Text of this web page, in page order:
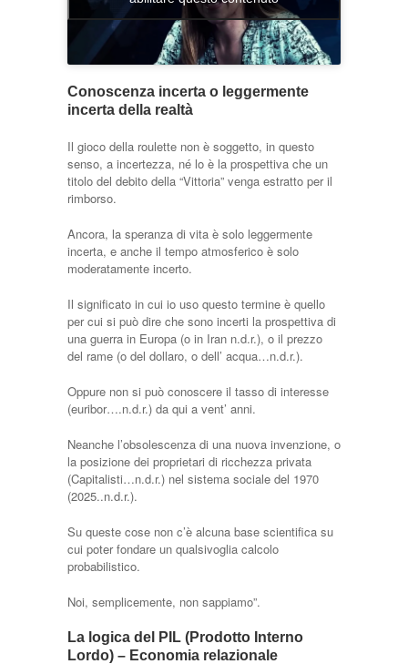
Conoscenza incerta o leggermente
incerta della realtà
Il gioco della roulette non è soggetto, in questo
senso, a incertezza, né lo è la prospettiva che un
titolo del debito della “Vittoria” venga estratto per il
rimborso.
Ancora, la speranza di vita è solo leggermente
incerta, e anche il tempo atmosferico è solo
moderatamente incerto.
Il significato in cui io uso questo termine è quello
per cui si può dire che sono incerti la prospettiva di
una guerra in Europa (o in Iran n.d.r.), o il prezzo
del rame (o del dollaro, o dell’ acqua…n.d.r.).
Oppure non si può conoscere il tasso di interesse
(euribor….n.d.r.) da qui a vent’ anni.
Neanche l’obsolescenza di una nuova invenzione, o
la posizione dei proprietari di ricchezza privata
(Capitalisti…n.d.r.) nel sistema sociale del 1970
(2025..n.d.r.).
Su queste cose non c’è alcuna base scientifica su
cui poter fondare un qualsivoglia calcolo
probabilistico.
Noi, semplicemente, non sappiamo”.
La logica del PIL (Prodotto Interno
Lordo) – Economia relazionale